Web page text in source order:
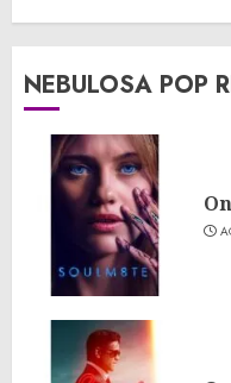
NEBULOSA POP